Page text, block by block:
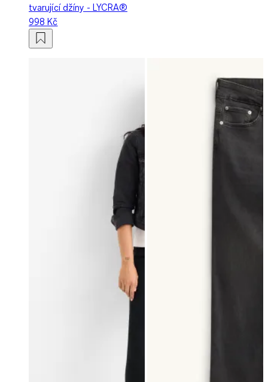
tvarující džíny - LYCRA®
998 Kč